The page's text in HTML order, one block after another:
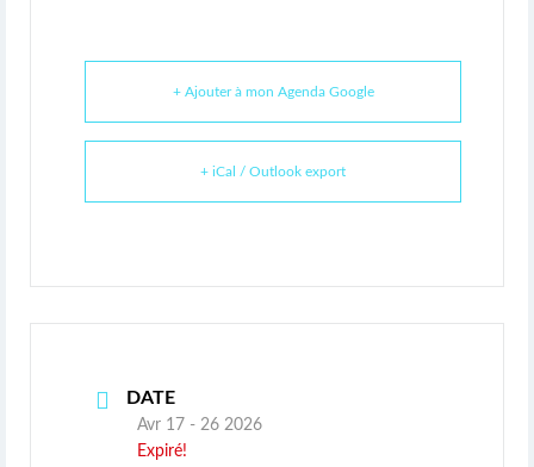
+ Ajouter à mon Agenda Google
+ iCal / Outlook export
DATE
Avr 17 - 26 2026
Expiré!